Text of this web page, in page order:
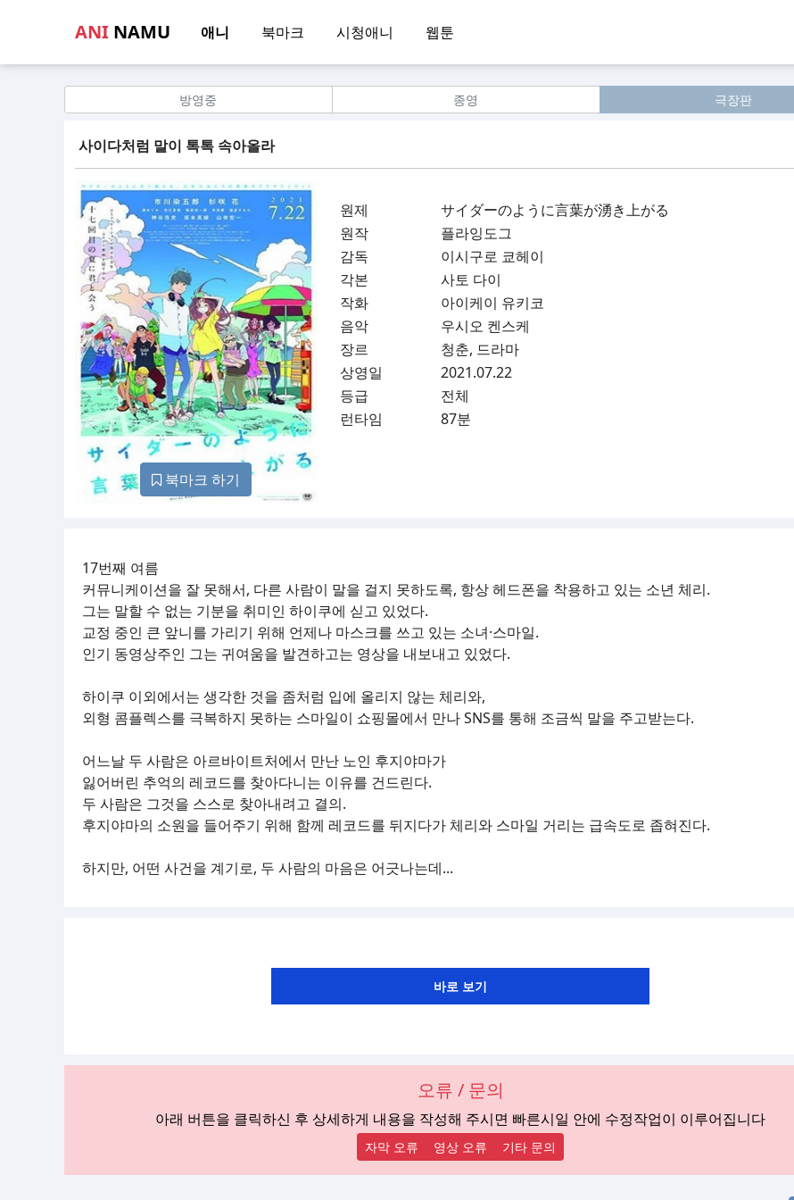
ANI NAMU 애니 북마크 시청애니 웹툰
방영중 종영 극장판
사이다처럼 말이 톡톡 속아올라
북마크 하기
원제
サイダーのように言葉が湧き上がる
원작
플라잉도그
감독
이시구로 쿄헤이
각본
사토 다이
작화
아이케이 유키코
음악
우시오 켄스케
장르
청춘, 드라마
상영일
2021.07.22
등급
전체
런타임
87분
17번째 여름
커뮤니케이션을 잘 못해서, 다른 사람이 말을 걸지 못하도록, 항상 헤드폰을 착용하고 있는 소년 체리.
그는 말할 수 없는 기분을 취미인 하이쿠에 싣고 있었다.
교정 중인 큰 앞니를 가리기 위해 언제나 마스크를 쓰고 있는 소녀·스마일.
인기 동영상주인 그는 귀여움을 발견하고는 영상을 내보내고 있었다.
하이쿠 이외에서는 생각한 것을 좀처럼 입에 올리지 않는 체리와,
외형 콤플렉스를 극복하지 못하는 스마일이 쇼핑몰에서 만나 SNS를 통해 조금씩 말을 주고받는다.
어느날 두 사람은 아르바이트처에서 만난 노인 후지야마가
잃어버린 추억의 레코드를 찾아다니는 이유를 건드린다.
두 사람은 그것을 스스로 찾아내려고 결의.
후지야마의 소원을 들어주기 위해 함께 레코드를 뒤지다가 체리와 스마일 거리는 급속도로 좁혀진다.
하지만, 어떤 사건을 계기로, 두 사람의 마음은 어긋나는데...
오류 / 문의
아래 버튼을 클릭하신 후 상세하게 내용을 작성해 주시면 빠른시일 안에 수정작업이 이루어집니다
자막 오류 영상 오류 기타 문의